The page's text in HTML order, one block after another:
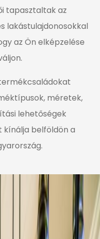
tapasztaltak az
lakástulajdonosokkal
az Ön elképzelése
méretek,
lehetőségek
kínálja belföldön a